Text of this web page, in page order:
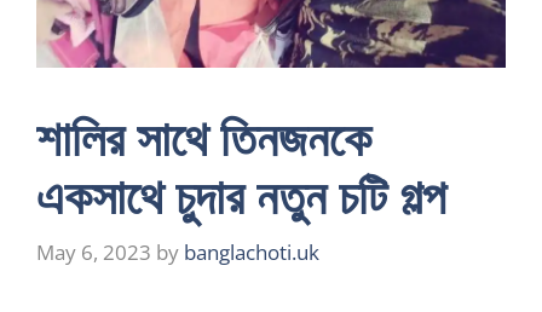
শালির সাথে তিনজনকে
একসাথে চুদার নতুন চটি গল্প
May 6, 2023 by banglachoti.uk